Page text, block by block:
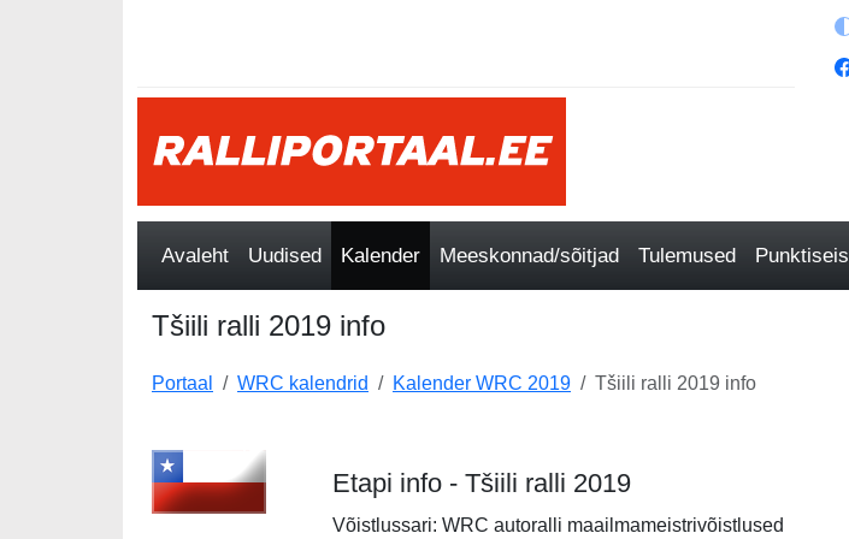
Avaleht Uudised Kalender Meeskonnad/sõitjad Tulemused Punktiseis
Tšiili ralli 2019 info
Portaal WRC kalendrid Kalender WRC 2019 Tšiili ralli 2019 info
Etapi info - Tšiili ralli 2019
Võistlussari: WRC autoralli maailmameistrivõistlused